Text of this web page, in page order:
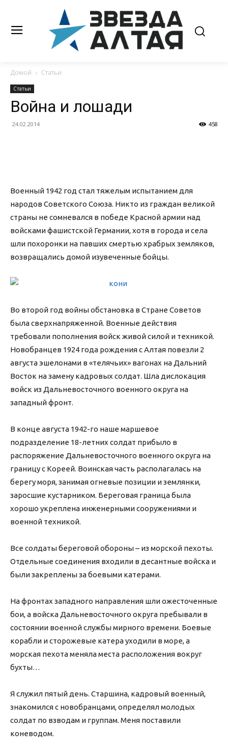
Домой Статьи
Статьи
Война и лошади
24.02.2014 458
Военный 1942 год стал тяжелым испытанием для
народов Советского Союза. Никто из граждан великой
страны не сомневался в победе Красной армии над
войсками фашистской Германии, хотя в города и села
шли похоронки на павших смертью храбрых земляков,
возвращались домой изувеченные бойцы.
Во второй год войны обстановка в Стране Советов
была сверхнапряженной. Военные действия
требовали пополнения войск живой силой и техникой.
Новобранцев 1924 года рождения с Алтая повезли 2
августа эшелонами в «телячьих» вагонах на Дальний
Восток на замену кадровых солдат. Шла дислокация
войск из Дальневосточного военного округа на
западный фронт.
В конце августа 1942-го наше маршевое
подразделение 18-летних солдат прибыло в
распоряжение Дальневосточного военного округа на
границу с Кореей. Воинская часть располагалась на
берегу моря, занимая огневые позиции и землянки,
заросшие кустарником. Береговая граница была
хорошо укреплена инженерными сооружениями и
военной техникой.
Все солдаты береговой обороны – из морской пехоты.
Отдельные соединения входили в десантные войска и
были закреплены за боевыми катерами.
На фронтах западного направления шли ожесточенные
бои, а войска Дальневосточного округа пребывали в
состоянии военной службы мирного времени. Боевые
корабли и сторожевые катера уходили в море, а
морская пехота меняла места расположения вокруг
бухты…
Я служил пятый день. Старшина, кадровый военный,
знакомился с новобранцами, определял молодых
солдат по взводам и группам. Меня поставили
коневодом.